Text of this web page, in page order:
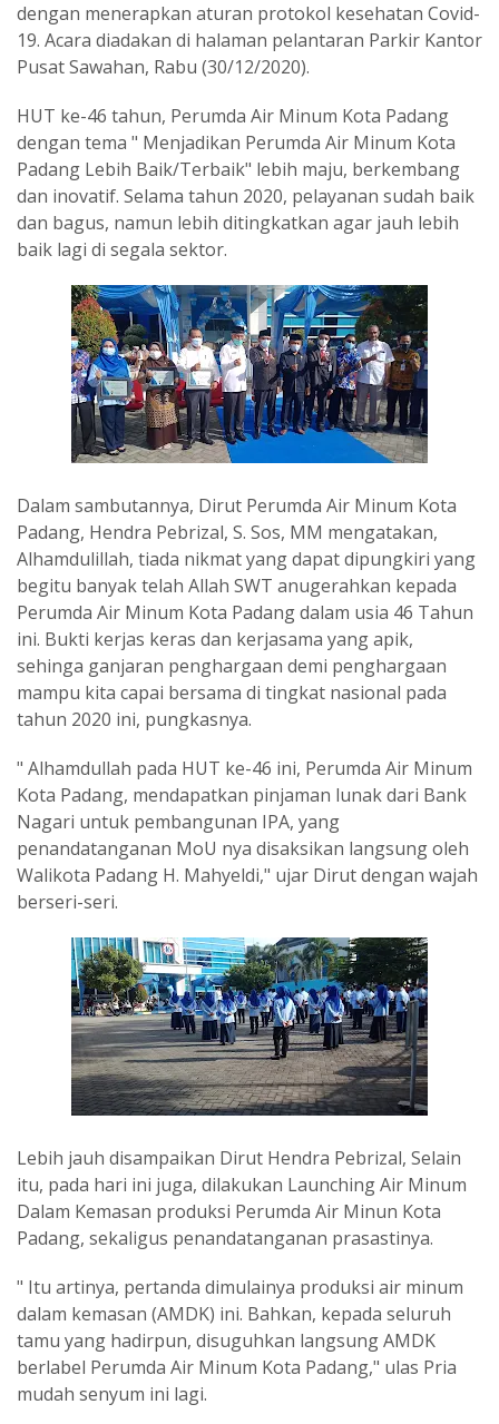
dengan menerapkan aturan protokol kesehatan Covid-
19. Acara diadakan di halaman pelantaran Parkir Kantor
Pusat Sawahan, Rabu (30/12/2020).
HUT ke-46 tahun, Perumda Air Minum Kota Padang
dengan tema " Menjadikan Perumda Air Minum Kota
Padang Lebih Baik/Terbaik" lebih maju, berkembang
dan inovatif. Selama tahun 2020, pelayanan sudah baik
dan bagus, namun lebih ditingkatkan agar jauh lebih
baik lagi di segala sektor.
Dalam sambutannya, Dirut Perumda Air Minum Kota
Padang, Hendra Pebrizal, S. Sos, MM mengatakan,
Alhamdulillah, tiada nikmat yang dapat dipungkiri yang
begitu banyak telah Allah SWT anugerahkan kepada
Perumda Air Minum Kota Padang dalam usia 46 Tahun
ini. Bukti kerjas keras dan kerjasama yang apik,
sehinga ganjaran penghargaan demi penghargaan
mampu kita capai bersama di tingkat nasional pada
tahun 2020 ini, pungkasnya.
" Alhamdullah pada HUT ke-46 ini, Perumda Air Minum
Kota Padang, mendapatkan pinjaman lunak dari Bank
Nagari untuk pembangunan IPA, yang
penandatanganan MoU nya disaksikan langsung oleh
Walikota Padang H. Mahyeldi," ujar Dirut dengan wajah
berseri-seri.
Lebih jauh disampaikan Dirut Hendra Pebrizal, Selain
itu, pada hari ini juga, dilakukan Launching Air Minum
Dalam Kemasan produksi Perumda Air Minun Kota
Padang, sekaligus penandatanganan prasastinya.
" Itu artinya, pertanda dimulainya produksi air minum
dalam kemasan (AMDK) ini. Bahkan, kepada seluruh
tamu yang hadirpun, disuguhkan langsung AMDK
berlabel Perumda Air Minum Kota Padang," ulas Pria
mudah senyum ini lagi.